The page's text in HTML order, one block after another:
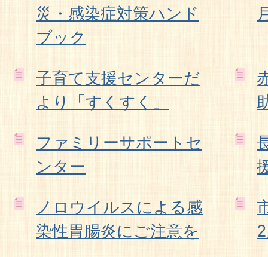
災・感染症対策ハンド
ブック
子育て支援センターだ
より「すくすく」
ファミリーサポートセ
ンター
ノロウイルスによる感
染性胃腸炎にご注意を